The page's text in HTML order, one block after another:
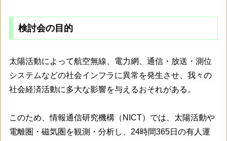
検討会の目的
太陽活動によって航空無線、電力網、通信・放送・測位
システムなどの社会インフラに異常を発生させ、我々の
社会経済活動に多大な影響を与えるおそれがある。
このため、情報通信研究機構（NICT）では、太陽活動や
電離圏・磁気圏を観測・分析し、24時間365日の有人運